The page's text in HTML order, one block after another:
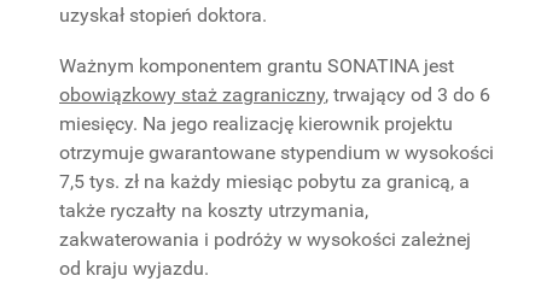
uzyskał stopień doktora.
Ważnym komponentem grantu SONATINA jest
obowiązkowy staż zagraniczny, trwający od 3 do 6
miesięcy. Na jego realizację kierownik projektu
otrzymuje gwarantowane stypendium w wysokości
7,5 tys. zł na każdy miesiąc pobytu za granicą, a
także ryczałty na koszty utrzymania,
zakwaterowania i podróży w wysokości zależnej
od kraju wyjazdu.